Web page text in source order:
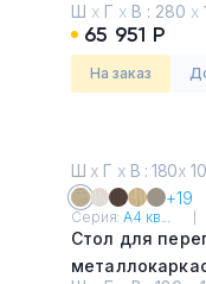
Мокко
Ш х Г х В : 280 х
65 951 Р
На заказ
Ш х Г х В : 180х
+19
Серия:А4 кв...
Стол для